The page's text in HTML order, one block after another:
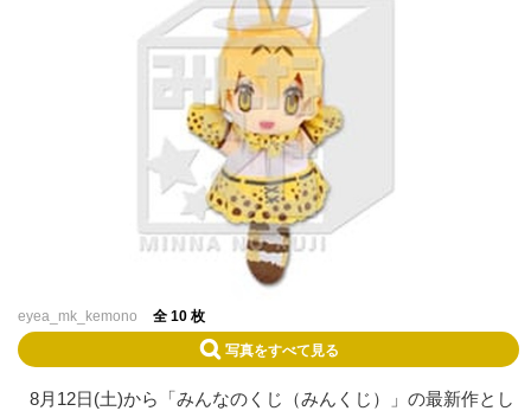
eyea_mk_kemono 全 10 枚
写真をすべて見る
8月12日(土)から「みんなのくじ（みんくじ）」の最新作とし